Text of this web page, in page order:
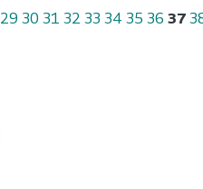
29 30 31 32 33 34 35 36 37